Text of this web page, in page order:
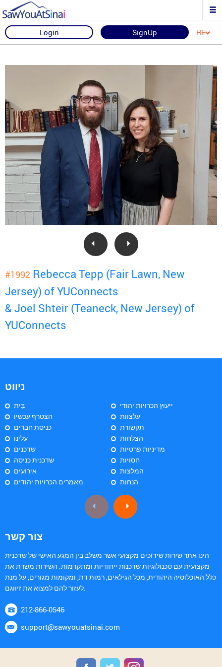
Login SignUp HE
#1992 Rebecca Tepp (Fair Lawn, New
Jersey) of YUConnects
& Joel Shteir (Teaneck, New Jersey) of
YUConnects
ניווט
בַּיִת
הצטרף עכשיו
כניסת חברים
עלינו
שדכנים
שדכנית כניסה
אירועים
מאמרים הכרויות יהודים
ייעוץ הכרויות יהודי
עלצוות
תקשורת
הצלחות
מדיניות פרטיות
חסויות
המלצות
הנחות
צור קשר
הינו אתר שירות שידוכים מקצועי אשר משלב בין המגע האישי של שדכנית
מקצועית עם טכנולוגיות שדכנות ייחודיות ומתקדמות. השירות משרת את
כלל האוכלוסיה היהודית, מכל הגילאים, רמות דת, ומקומות מגורים, על מנת
לעזור להם למצוא את זיווגם.
212-866-0546
support@sawyouatsinai.com